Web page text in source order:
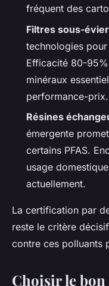
fréquent des
Filtres sous-
technologies
Efficacité 80-
minéraux
performance-prix.
Résines
émergente
certains PFAS.
usage
actuellement.
La certification par
reste le critère
contre ces polluants
Choisir le